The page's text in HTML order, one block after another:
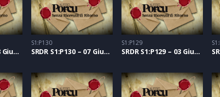
SRDR S1:P131 – 08 Giugno 2021
S1:P130
SRDR S1:P130 – 07 Giugno 2021
S1:P129
SRDR S1:P129 – 03 Giugno 2021